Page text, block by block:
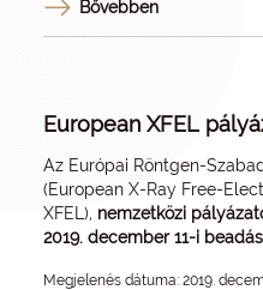
Bővebben
European XFEL
Az Európai Röntgen-
(European X-Ray Free-
XFEL ), nemzetközi
2019. december 11-i
Megjelenés dátuma: 2019.